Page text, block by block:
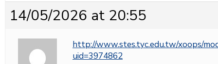
14/05/2026 at 20:55
http://www.stes.tyc.edu.tw/xoops/
uid=3974862